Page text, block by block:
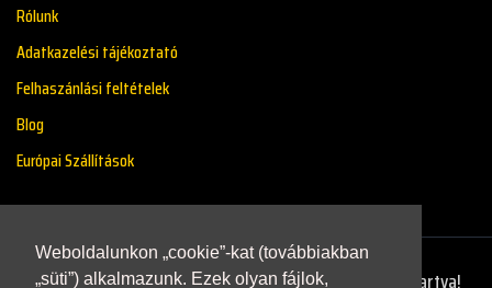
Weboldalunkon „cookie”-kat (továbbiakban
„süti”) alkalmazunk. Ezek olyan fájlok,
Rólunk
Adatkazelési tájékoztató
Felhaszánlási feltételek
Blog
Európai Szállítások
Copyright © 2021 - Renaultstore.hu - Minden Jog Fenntartva!